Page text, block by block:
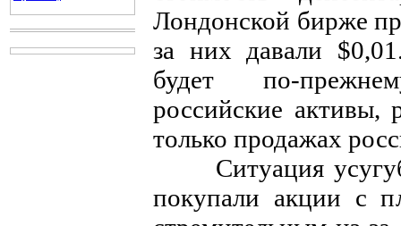
Лондонской бирже
за них давали
будет по-
российские активы,
только продажах
Ситуация
покупали акции с